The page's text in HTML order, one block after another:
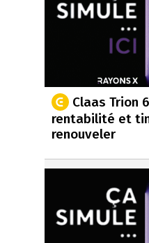
Claas Trion
rentabilité et
renouveler